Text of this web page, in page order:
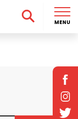
MENU